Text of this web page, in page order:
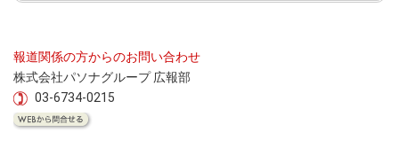
報道関係の方からのお問い合わせ
株式会社パソナグループ 広報部
03-6734-0215